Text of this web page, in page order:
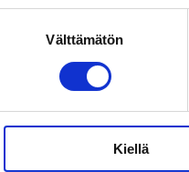
Välttämätön
Kiellä
wpEmojiSettingsSuppo